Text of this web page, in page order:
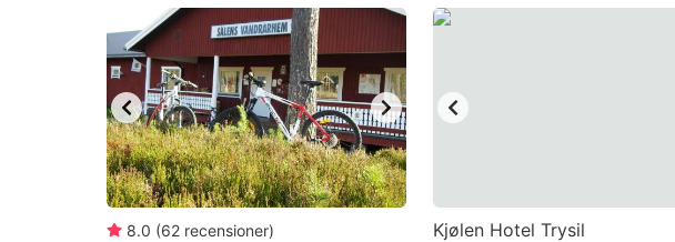
mark
key
to
get
the
keyboard
shortcuts
shortcuts
8.0 (62 recensioner) Kjølen Hotel Trysil